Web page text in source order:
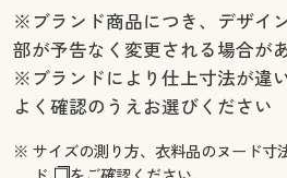
※ブランド商品につき、デザイ
部が予告なく変更される場合が
※ブランドにより仕上寸法が違
よく確認のうえお選びください
※ サイズの測り方、衣料品のヌード寸